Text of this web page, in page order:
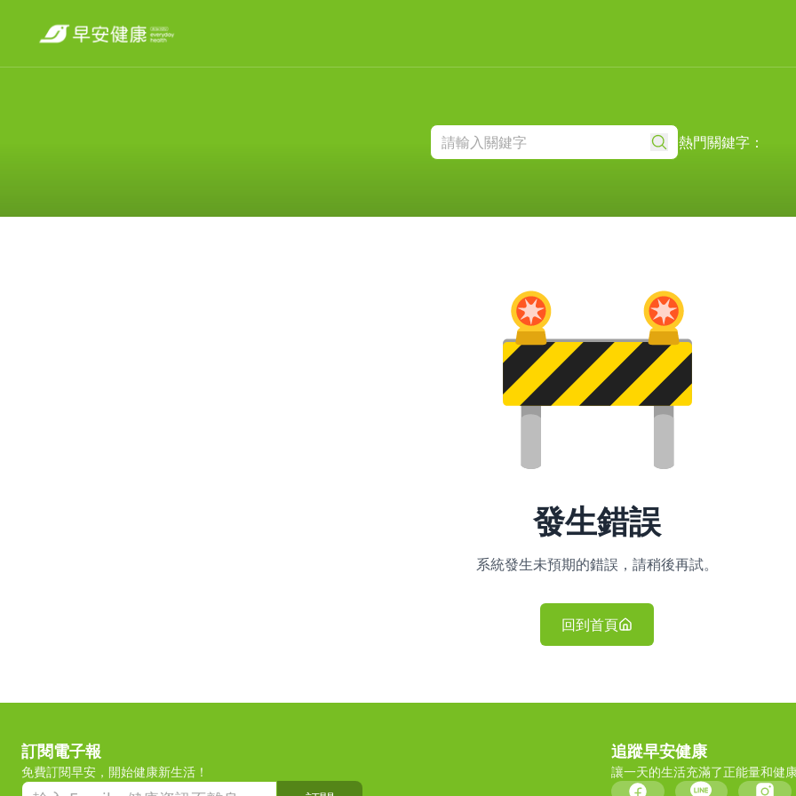
熱門關鍵字：
發生錯誤
系統發生未預期的錯誤，請稍後再試。
回到首頁
訂閱電子報
免費訂閱早安，開始健康新生活！
追蹤早安健康
讓一天的生活充滿了正能量和健